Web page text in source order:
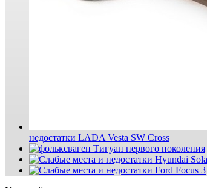
недостатки LADA Vesta SW Cross